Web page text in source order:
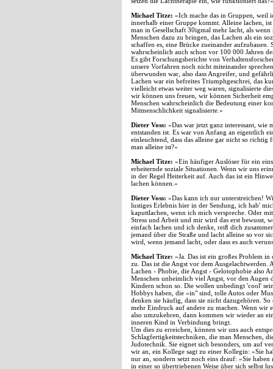
Michael Titze: »Ich mache das in Gruppen, weil
innerhalb einer Gruppe kommt. Alleine lachen,
man in Gesellschaft 30igmal mehr lacht, als
Menschen dazu zu bringen, das Lachen als ein
schaffen es, eine Brücke zueinander
wahrscheinlich auch schon vor 100 000 Jahren
Es gibt Forschungsberichte von
unsere Vorfahren noch nicht miteinander
überwunden war, also dass Angreifer, und
Lachen war ein befreites Triumphgeschrei, das
vielleicht etwas weiter weg waren, signalisierte
wir können uns freuen, wir können Sicherheit
Menschen wahrscheinlich die Bedeutung einer
Mitmenschlichkeit signalisierte.«
Dieter Voss: »Das war jetzt ganz interessant, wie
entstanden ist. Es war von Anfang an eigentlich
einleuchtend, dass das alleine gar nicht so
man alleine ist?«
Michael Titze: »Ein häufiger Auslöser für ein
erheiternde soziale Situationen. Wenn wir uns
in der Regel Heiterkeit auf. Auch das ist ein
lachen können.«
Dieter Voss: »Das kann ich nur unterstreichen!
lustiges Erlebnis hier in der Sendung, ich hab'
kaputtlachen, wenn ich mich verspreche. Oder
Stress und Arbeit und mir wird das erst bewusst,
einfach lachen und ich denke, reiß dich
jemand über die Straße und lacht alleine so vor
wird, wenn jemand lacht, oder dass es auch
Michael Titze: »Ja. Das ist ein großes Problem
zu. Das ist die Angst vor dem
Lachen - Phobie, die Angst - Gelotophobie also
Menschen unheimlich viel Angst, vor den Augen
Kindern schon so. Die wollen unbedingt 'cool'
Hobbys haben, die »in" sind, tolle Autos oder
denken sie häufig, dass sie nicht dazugehören.
mehr Eindruck auf andere zu machen. Wenn wir
also umzukehren, dann kommen wir wieder an
inneren Kind in Verbindung bringt.
Um dies zu erreichen, können wir uns auch
Schlagfertigkeitstechniken, die man Menschen,
Judotechnik. Sie eignet sich besonders, um auf
wir an, ein Kollege sagt zu einer Kollegin: »Sie
nur an, sondern setzt noch eins drauf: »Sie
in einer so übertriebenen Weise über sich selbst